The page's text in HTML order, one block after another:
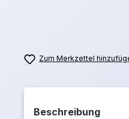
Zum Merkzettel
Beschreibung